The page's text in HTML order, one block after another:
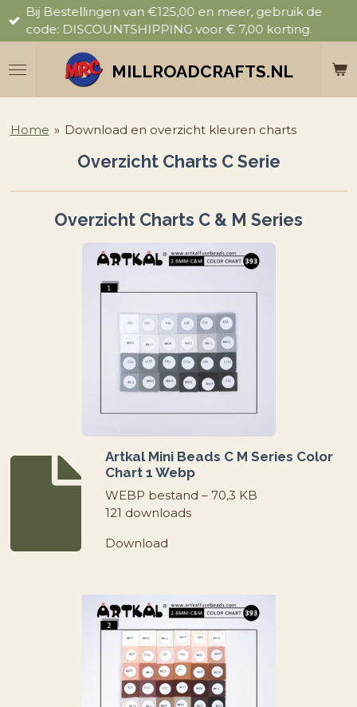
Ga
direct
de
hoofdinhoud
MILLROADCRAFTS.NL
Bij Bestellingen van €125,00 en meer, gebruik de
code: DISCOUNTSHIPPING voor € 7,00 korting.
Home » Download en overzicht kleuren charts
Overzicht Charts C Serie
Overzicht Charts C & M Series
Artkal Mini Beads C M Series Color
Chart 1 Webp
WEBP bestand – 70,3 KB
121 downloads
Download